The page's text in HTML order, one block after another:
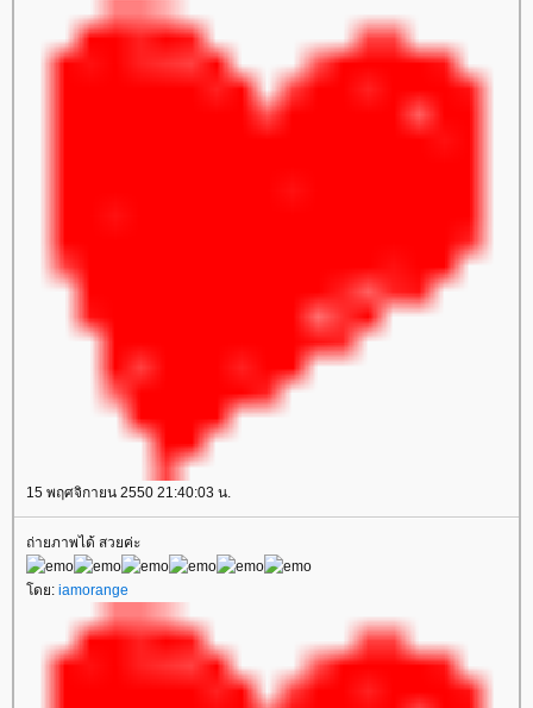
15 พฤศจิกายน 2550 21:40:03 น.
ถ่ายภาพได้ สวยค่ะ
ดย: iamorange